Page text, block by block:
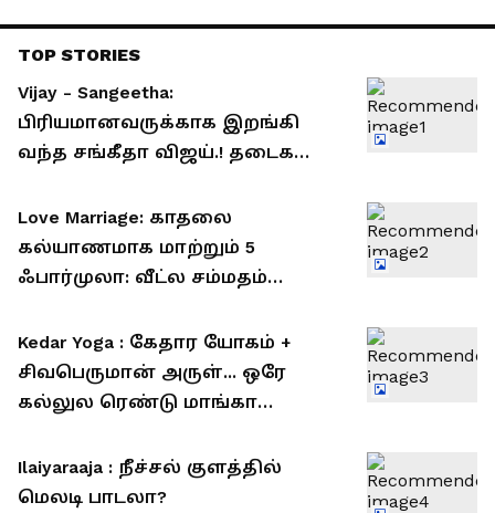
TOP STORIES
Vijay - Sangeetha:
பிரியமானவருக்காக இறங்கி
வந்த சங்கீதா விஜய்.! தடைகளை
சேர்த்தது யார் தெரியுமா?!
Love Marriage: காதலை
கல்யாணமாக மாற்றும் 5
ஃபார்முலா: வீட்ல சம்மதம்
Kedar Yoga : கேதார யோகம் +
சிவபெருமான் அருள்... ஒரே
கல்லுல ரெண்டு மாங்கா
Ilaiyaraaja : நீச்சல் குளத்தில்
மெலடி பாடலா?